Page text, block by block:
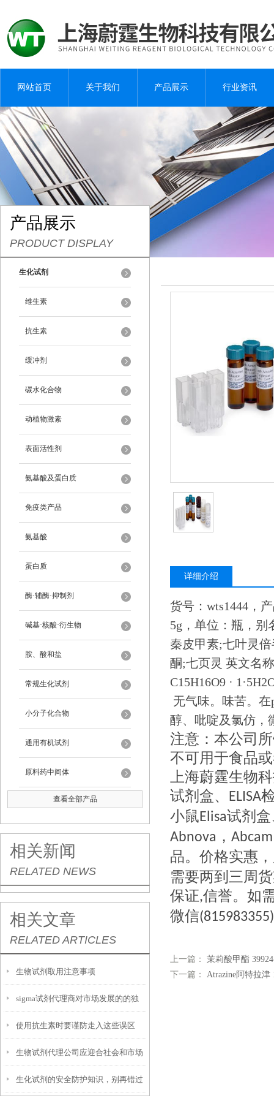
网站首页 关于我们 产品展示 行业资讯
产品展示
PRODUCT DISPLAY
生化试剂
维生素
抗生素
缓冲剂
碳水化合物
动植物激素
表面活性剂
氨基酸及蛋白质
免疫类产品
氨基酸
蛋白质
酶·辅酶·抑制剂
碱基·核酸·衍生物
胺、酸和盐
常规生化试剂
小分子化合物
通用有机试剂
原料药中间体
查看全部产品
相关新闻
RELATED NEWS
相关文章
RELATED ARTICLES
生物试剂取用注意事项
sigma试剂代理商对市场发展的的独
特认知
使用抗生素时要谨防走入这些误区
生物试剂代理公司应迎合社会和市场
的发展潮流
生化试剂的安全防护知识，别再错过
详细介绍
货号：wts1444，
5g，单位：瓶，
秦皮甲素;七叶灵
酮;七页灵 英文名
C15H16O9 ·
无气味。味苦。
醇、吡啶及氯仿，
注意：本公司
不可用于食品
上海蔚霆生物
试剂盒、 ELISA
小鼠Elisa试剂
Abnova ， Abcam
品。价格实惠
需要两到三周
保证,信誉。如
微信(815983355)
上一篇： 茉莉酸甲酯
下一篇： Atrazine阿特拉津